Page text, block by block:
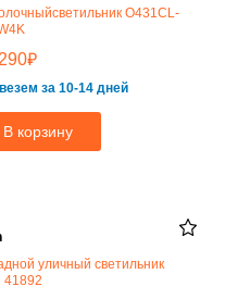
O431CL-
₽
за 10-14 дней
В корзину
уличный светильник
41892